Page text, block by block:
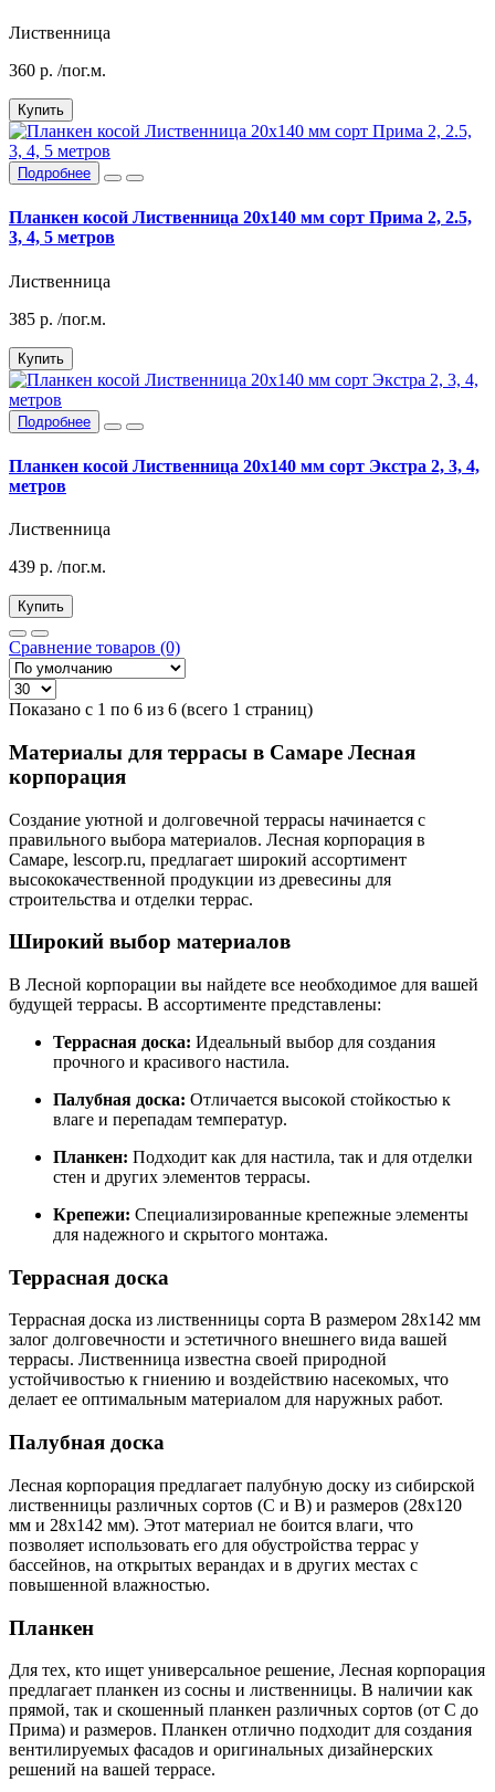
Лиственница
360 р. /пог.м.
Купить
Подробнее
Планкен косой Лиственница 20х140 мм сорт Прима 2, 2.5,
3, 4, 5 метров
Лиственница
385 р. /пог.м.
Купить
Подробнее
Планкен косой Лиственница 20х140 мм сорт Экстра 2, 3, 4,
метров
Лиственница
439 р. /пог.м.
Купить
Сравнение товаров (0)
Показано с 1 по 6 из 6 (всего 1 страниц)
Материалы для террасы в Самаре Лесная
корпорация
Создание уютной и долговечной террасы начинается с
правильного выбора материалов. Лесная корпорация в
Самаре, lescorp.ru, предлагает широкий ассортимент
высококачественной продукции из древесины для
строительства и отделки террас.
Широкий выбор материалов
В Лесной корпорации вы найдете все необходимое для вашей
будущей террасы. В ассортименте представлены:
Террасная доска: Идеальный выбор для создания
прочного и красивого настила.
Палубная доска: Отличается высокой стойкостью к
влаге и перепадам температур.
Планкен: Подходит как для настила, так и для отделки
стен и других элементов террасы.
Крепежи: Специализированные крепежные элементы
для надежного и скрытого монтажа.
Террасная доска
Террасная доска из лиственницы сорта В размером 28x142 мм
залог долговечности и эстетичного внешнего вида вашей
террасы. Лиственница известна своей природной
устойчивостью к гниению и воздействию насекомых, что
делает ее оптимальным материалом для наружных работ.
Палубная доска
Лесная корпорация предлагает палубную доску из сибирской
лиственницы различных сортов (С и В) и размеров (28x120
мм и 28x142 мм). Этот материал не боится влаги, что
позволяет использовать его для обустройства террас у
бассейнов, на открытых верандах и в других местах с
повышенной влажностью.
Планкен
Для тех, кто ищет универсальное решение, Лесная корпорация
предлагает планкен из сосны и лиственницы. В наличии как
прямой, так и скошенный планкен различных сортов (от С до
Прима) и размеров. Планкен отлично подходит для создания
вентилируемых фасадов и оригинальных дизайнерских
решений на вашей террасе.